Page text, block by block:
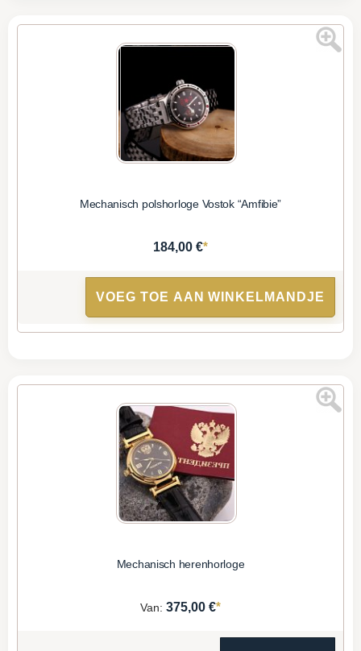
Mechanisch polshorloge Vostok “Amfibie”
184,00 €*
VOEG TOE AAN WINKELMANDJE
Mechanisch herenhorloge
Van: 375,00 €*